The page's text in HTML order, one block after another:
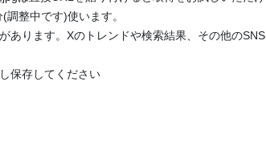
整中です)使います。
あります。Xのトレンドや検索結果、その他のSNS
保存してください